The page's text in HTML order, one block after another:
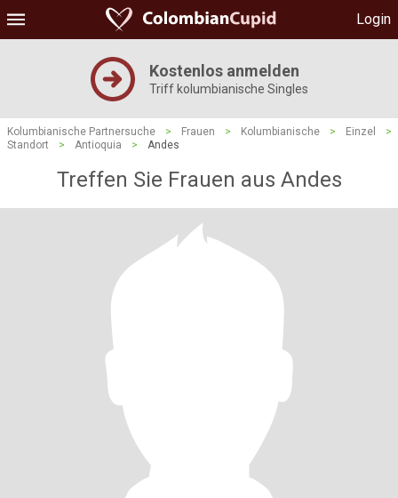
Login
Kostenlos anmelden
Triff kolumbianische Singles
Kolumbianische Partnersuche > Frauen > Kolumbianische > Einzel
>
Standort
> Antioquia > Andes
Treffen Sie Frauen aus Andes